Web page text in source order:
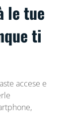
le tue
ti
accese e